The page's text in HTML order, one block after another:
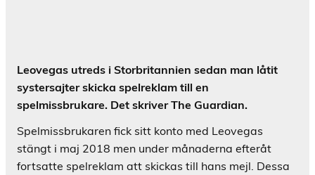
Leovegas utreds i Storbritannien sedan man låtit
systersajter skicka spelreklam till en
spelmissbrukare. Det skriver The Guardian.
Spelmissbrukaren fick sitt konto med Leovegas
stängt i maj 2018 men under månaderna efteråt
fortsatte spelreklam att skickas till hans mejl. Dessa